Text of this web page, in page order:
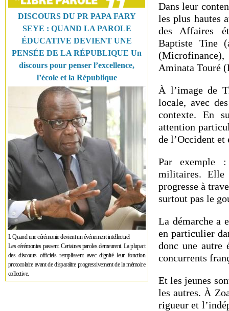
DISCOURS DU PR PAPA FARY
SEYE : QUAND LA PAROLE
ÉDUCATIVE DEVIENT UNE
PENSÉE DE LA RÉPUBLIQUE Un
discours pour penser l’excellence,
l’école et la République
I. Quand une cérémonie devient un événement intellectuel
Les cérémonies passent. Certaines paroles demeurent. La plupart
des discours officiels remplissent avec dignité leur fonction
protocolaire avant de disparaître progressivement de la mémoire
collective.
Dans leur
les plus hautes
des Affaires
Baptiste Tine
Aminata Touré
À l’image de
locale, avec
contexte. En
attention
de l’Occident
Par exemple :
militaires. Elle
progresse à
surtout pas le
La démarche a
en particulier
donc une autre
concurrents
Et les jeunes
les autres. À
rigueur et